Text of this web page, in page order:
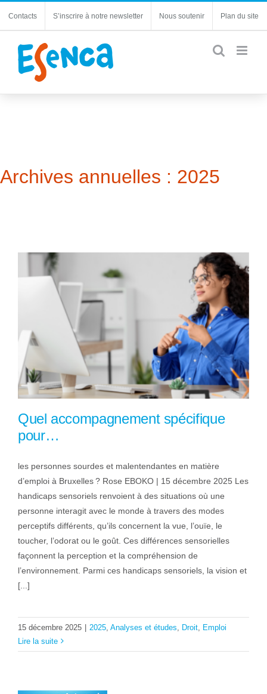
Contacts S’inscrire à notre newsletter Nous soutenir Plan du site
Archives annuelles : 2025
Quel accompagnement spécifique
pour…
les personnes sourdes et malentendantes en matière
d’emploi à Bruxelles ? Rose EBOKO | 15 décembre 2025 Les
handicaps sensoriels renvoient à des situations où une
personne interagit avec le monde à travers des modes
perceptifs différents, qu’ils concernent la vue, l’ouïe, le
toucher, l’odorat ou le goût. Ces différences sensorielles
façonnent la perception et la compréhension de
l’environnement. Parmi ces handicaps sensoriels, la vision et
[...]
15 décembre 2025 2025 Analyses et études Droit
Emploi
Lire la suite